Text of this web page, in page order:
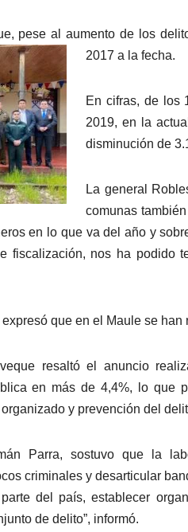
pese al aumento de los
2017 a la fecha.
En cifras, de los
2019, en la
disminución de
La general
comunas
en lo que va del año y
fiscalización, nos ha podido
que en el Maule se
resaltó el anuncio
en más de 4,4%, lo que
y prevención del
Parra, sostuvo que la
criminales y desarticular
del país, establecer
de delito”, informó.